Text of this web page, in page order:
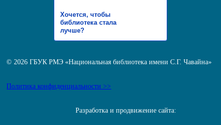
Хочется, чтобы
библиотека стала
лучше?
© 2026 ГБУК РМЭ «Национальная библиотека имени С.Г. Чавайна»
Политика конфиденциальности >>
Разработка и продвижение сайта: